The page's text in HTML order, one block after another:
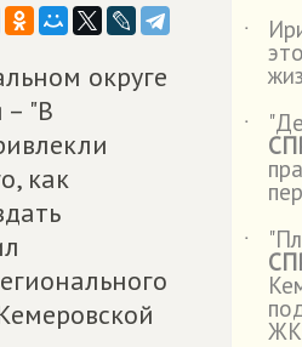
округе
– "В
как
˙
˙
˙